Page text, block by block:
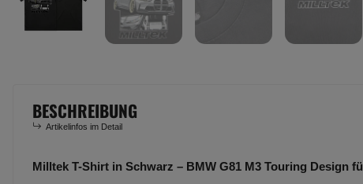
BESCHREIBUNG
Artikelinfos im Detail
Milltek T-Shirt in Schwarz – BMW G81 M3 Touring Design